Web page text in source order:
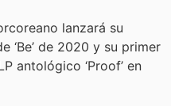
lanzará su
‘Be’ de 2020 y su primer
antológico ‘Proof’ en